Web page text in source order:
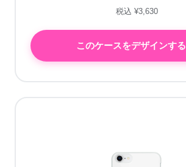
税込 ¥3,630
このケースをデザインする